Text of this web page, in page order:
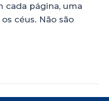
cada página, uma
céus. Não são